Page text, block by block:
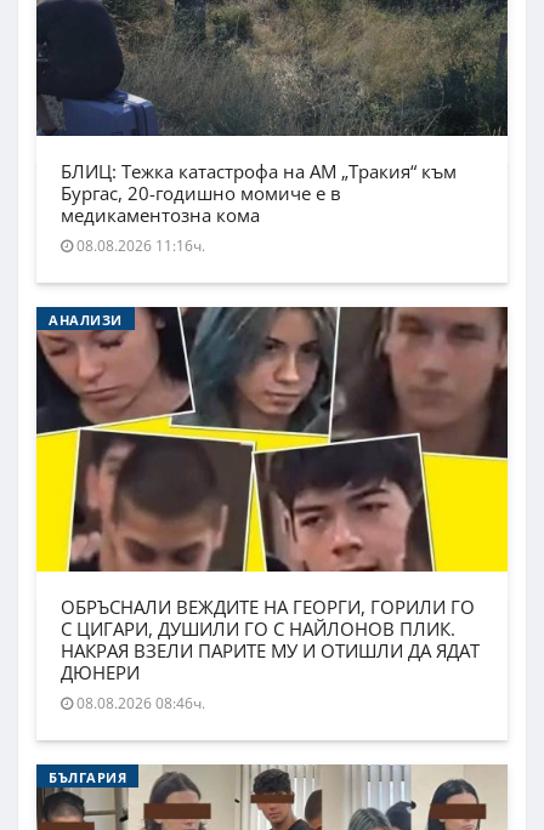
БЛИЦ: Тежка катастрофа на АМ „Тракия“ към
Бургас, 20-годишно момиче е в
медикаментозна кома
08.08.2026 11:16ч.
АНАЛИЗИ
ОБРЪСНАЛИ ВЕЖДИТЕ НА ГЕОРГИ, ГОРИЛИ ГО
С ЦИГАРИ, ДУШИЛИ ГО С НАЙЛОНОВ ПЛИК.
НАКРАЯ ВЗЕЛИ ПАРИТЕ МУ И ОТИШЛИ ДА ЯДАТ
ДЮНЕРИ
08.08.2026 08:46ч.
БЪЛГАРИЯ